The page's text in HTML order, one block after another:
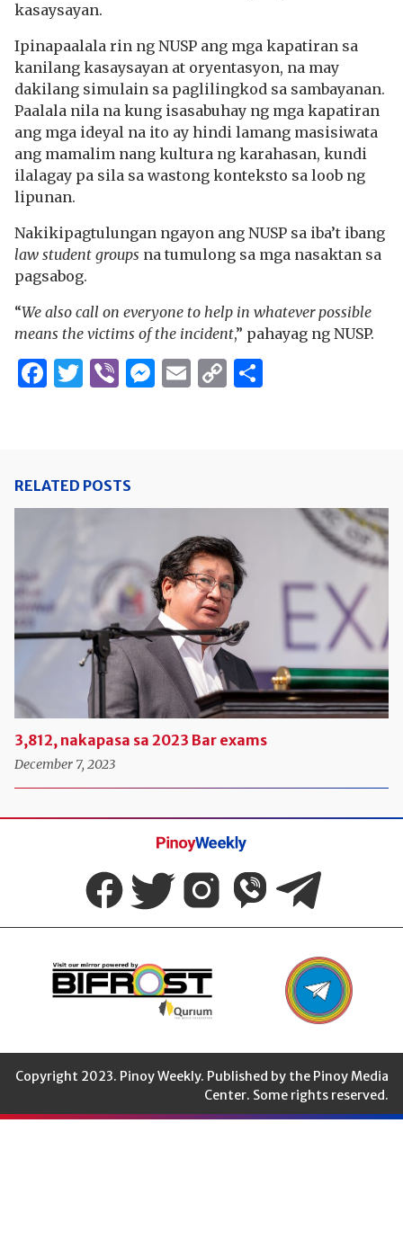
kasaysayan.
Ipinapaalala rin ng NUSP ang mga kapatiran sa
kanilang kasaysayan at oryentasyon, na may
dakilang simulain sa paglilingkod sa sambayanan.
Paalala nila na kung isasabuhay ng mga kapatiran
ang mga ideyal na ito ay hindi lamang masisiwata
ang mamalim nang kultura ng karahasan, kundi
ilalagay pa sila sa wastong konteksto sa loob ng
lipunan.
Nakikipagtulungan ngayon ang NUSP sa iba’t ibang
law student groups na tumulong sa mga nasaktan sa
pagsabog.
“We also call on everyone to help in whatever possible
means the victims of the incident,” pahayag ng NUSP.
Facebook
Twitter
ViberMessenger
Email
Copy
RELATED POSTS
3,812, nakapasa sa 2023 Bar exams
December 7, 2023
Pinoy
Weekly
Copyright 2023. Pinoy Weekly. Published by the Pinoy Media
Center. Some rights reserved.